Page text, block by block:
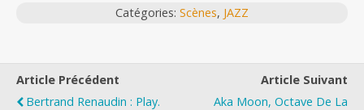
Catégories: Scènes, JAZZ
Article Précédent
Bertrand Renaudin : Play.
Article Suivant
Aka Moon, Octave De La